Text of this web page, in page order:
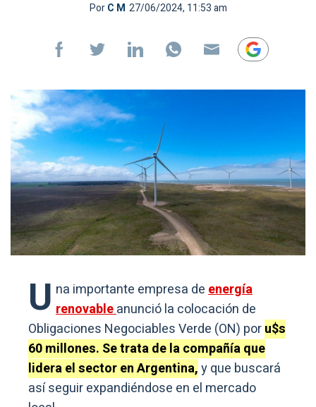
PorC M 27/06/2024, 11:53 am
U na importante empresa deenergía
renovableanunció la colocación de
Obligaciones Negociables Verde (ON) poru$s
60 millones. Se trata de la compañía que
lidera el sector en Argentina,y que buscará
así seguir expandiéndose en el mercado